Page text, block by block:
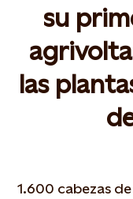
su
las
1.600 cabezas